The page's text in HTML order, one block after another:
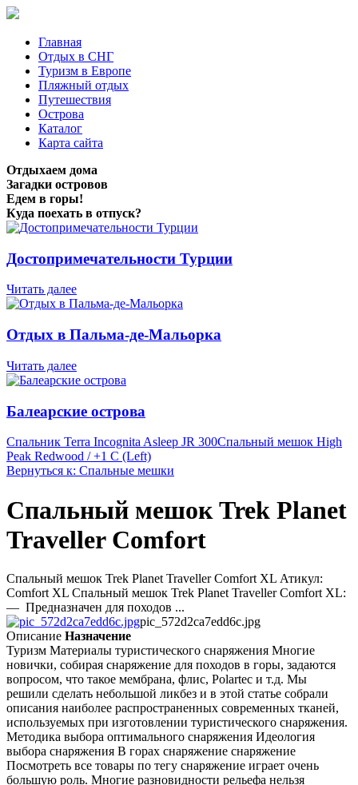
Главная
Отдых в СНГ
Туризм в Европе
Пляжный отдых
Путешествия
Острова
Каталог
Карта сайта
Отдыхаем дома
Загадки островов
Едем в горы!
Куда поехать в отпуск?
Достопримечательности Турции
Читать далее
Отдых в Пальма-де-Мальорка
Читать далее
Балеарские острова
Спальник Terra Incognita Asleep JR 300Спальный мешок High
Peak Redwood / +1 C (Left)
Вернуться к: Спальные мешки
Спальный мешок Trek Planet
Traveller Comfort
Спальный мешок Trek Planet Traveller Comfort XL Атикул:
Comfort XL Спальный мешок Trek Planet Traveller Comfort XL:
— Предназначен для походов ...
pic_572d2ca7edd6c.jpg
Описание Назначение
Туризм Материалы туристического снаряжения Многие
новички, собирая снаряжение для походов в горы, задаются
вопросом, что такое мембрана, флис, Polartec и т.д. Мы
решили сделать небольшой ликбез и в этой статье собрали
описания наиболее распространенных современных тканей,
используемых при изготовлении туристического снаряжения.
Методика выбора оптимального снаряжения Идеология
выбора снаряжения В горах снаряжение снаряжение
Посмотреть все товары по тегу снаряжение играет очень
большую роль. Многие разновидности рельефа нельзя